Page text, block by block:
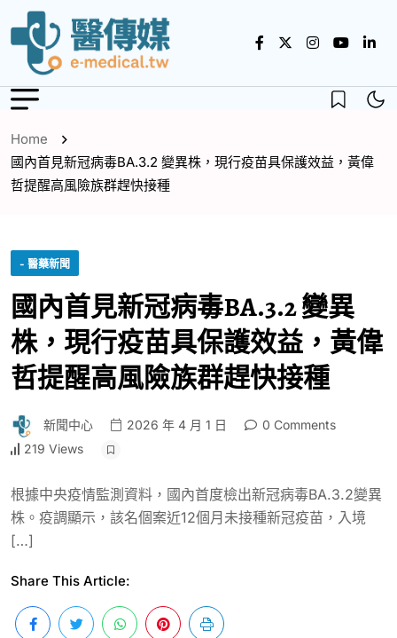
Home
國內首見新冠病毒BA.3.2 變異株，現行疫苗具保護效益，黃偉
哲提醒高風險族群趕快接種
- 醫藥新聞
國內首見新冠病毒BA.3.2 變異
株，現行疫苗具保護效益，黃偉
哲提醒高風險族群趕快接種
新聞中心 2026 年 4 月 1 日
0 Comments
219 Views
根據中央疫情監測資料，國內首度檢出新冠病毒BA.3.2變異
株。疫調顯示，該名個案近12個月未接種新冠疫苗，入境
[…]
Share This Article: